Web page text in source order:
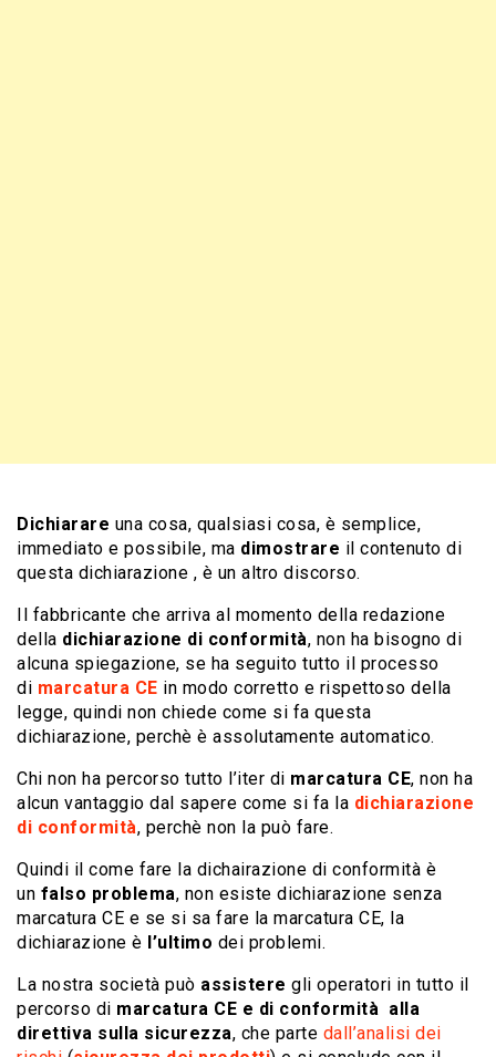
Dichiarare una cosa, qualsiasi cosa, è semplice,
immediato e possibile, ma dimostrare il contenuto di
questa dichiarazione , è un altro discorso.
Il fabbricante che arriva al momento della redazione
della dichiarazione di conformità, non ha bisogno di
alcuna spiegazione, se ha seguito tutto il processo
di marcatura CE in modo corretto e rispettoso della
legge, quindi non chiede come si fa questa
dichiarazione, perchè è assolutamente automatico.
Chi non ha percorso tutto l’iter di marcatura CE, non ha
alcun vantaggio dal sapere come si fa la dichiarazione
di conformità, perchè non la può fare.
Quindi il come fare la dichairazione di conformità è
un falso problema, non esiste dichiarazione senza
marcatura CE e se si sa fare la marcatura CE, la
dichiarazione è l’ultimo dei problemi.
La nostra società può assistere gli operatori in tutto il
percorso di marcatura CE e di conformità alla
direttiva sulla sicurezza, che parte dall’analisi dei